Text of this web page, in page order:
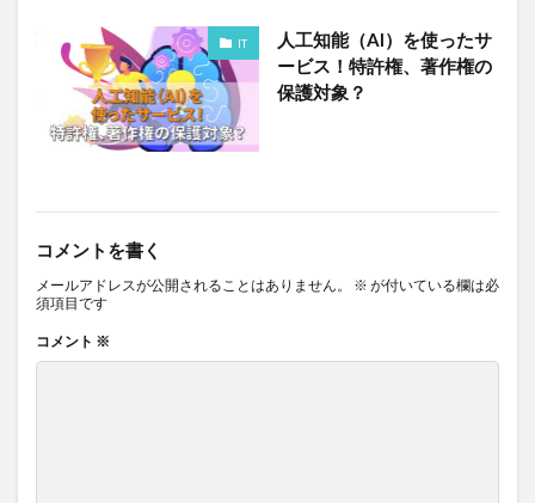
IT
人工知能（AI）を使ったサ
ービス！特許権、著作権の
保護対象？
コメントを書く
メールアドレスが公開されることはありません。 ※ が付いている欄は必
須項目です
コメント ※